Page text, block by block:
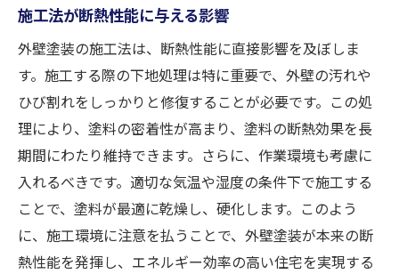
施工法が断熱性能に与える影響
外壁塗装の施工法は、断熱性能に直接影響を及ぼしま
す。施工する際の下地処理は特に重要で、外壁の汚れや
ひび割れをしっかりと修復することが必要です。この処
理により、塗料の密着性が高まり、塗料の断熱効果を長
期間にわたり維持できます。さらに、作業環境も考慮に
入れるべきです。適切な気温や湿度の条件下で施工する
ことで、塗料が最適に乾燥し、硬化します。このよう
に、施工環境に注意を払うことで、外壁塗装が本来の断
熱性能を発揮し、エネルギー効率の高い住宅を実現する